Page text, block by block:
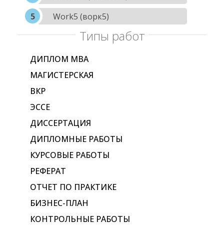
Work5 (ворк5)
Типы работ
ДИПЛОМ МВА
МАГИСТЕРСКАЯ
ВКР
ЭССЕ
ДИССЕРТАЦИЯ
ДИПЛОМНЫЕ РАБОТЫ
КУРСОВЫЕ РАБОТЫ
РЕФЕРАТ
ОТЧЕТ ПО ПРАКТИКЕ
БИЗНЕС-ПЛАН
КОНТРОЛЬНЫЕ РАБОТЫ